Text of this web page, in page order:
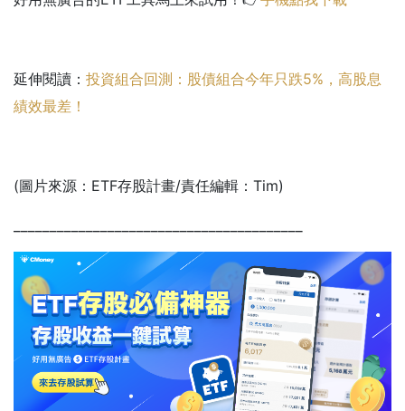
延伸閱讀： 投資組合回測：股債組合今年只跌5%，高股息
績效最差！
(圖片來源：ETF存股計畫/責任編輯：Tim)